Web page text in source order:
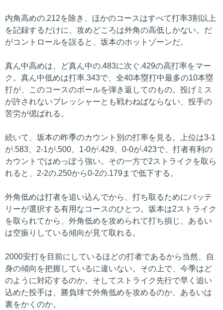
内角高めの.212を除き、ほかのコースはすべて打率3割以上
を記録するだけに、攻めどころは外角の高低しかない。だ
がコントロールを誤ると、坂本のホットゾーンだ。
真ん中高めは、ど真ん中の.483に次ぐ.429の高打率をマー
ク。真ん中低めは打率.343で、全40本塁打中最多の10本塁
打が、このコースのボールを弾き返してのもの。投げミス
が許されないプレッシャーとも戦わねばならない、投手の
苦労が偲ばれる。
続いて、坂本の昨季のカウント別の打率を見る。上位は3-1
が.583、2-1が.500、1-0が.429、0-0が.423で、打者有利の
カウントではめっぽう強い。その一方で2ストライクを取ら
れると、2-2の.250から0-2の.179まで低下する。
外角低めは打者を追い込んでから、打ち取るためにバッテ
リーが選択する有用なコースのひとつ。坂本は2ストライク
を取られてから、外角低めを攻められて打ち損じ、あるい
は空振りしている傾向が見て取れる。
2000安打を目前にしているほどの打者であるから当然、自
身の傾向を把握しているに違いない。その上で、今季はど
のように対応するのか。そしてストライク先行で早く追い
込めた投手は、勝負球で外角低めを攻めるのか、あるいは
裏をかくのか。